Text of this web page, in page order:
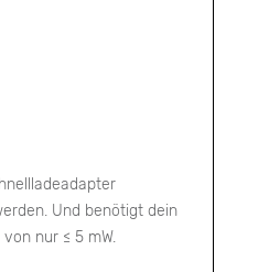
Und benötigt dein
nur ≤ 5 mW.